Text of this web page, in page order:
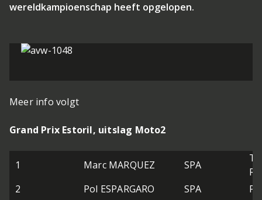
wereldkampioenschap heeft opgelopen.
Meer info volgt
Grand Prix Estoril, uitslag Moto2
1 Marc MARQUEZ SPA
2
Pol ESPARGARO SPA